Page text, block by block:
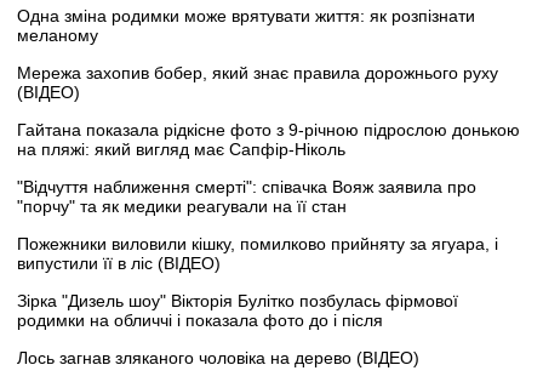
Одна зміна родимки може врятувати життя: як розпізнати
меланому
Мережа захопив бобер, який знає правила дорожнього руху
(ВІДЕО)
Гайтана показала рідкісне фото з 9-річною підрослою донькою
на пляжі: який вигляд має Сапфір-Ніколь
"Відчуття наближення смерті": співачка Вояж заявила про
"порчу" та як медики реагували на її стан
Пожежники виловили кішку, помилково прийняту за ягуара, і
випустили її в ліс (ВІДЕО)
Зірка "Дизель шоу" Вікторія Булітко позбулась фірмової
родимки на обличчі і показала фото до і після
Лось загнав зляканого чоловіка на дерево (ВІДЕО)